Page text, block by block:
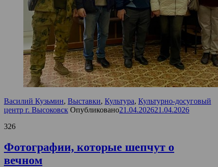
Василий Кузьмин, Выставки, Культура, Культурно-досуговый
центр г. Высоковск Опубликовано21.04.202621.04.2026
326
Фотографии, которые шепчут о
вечном